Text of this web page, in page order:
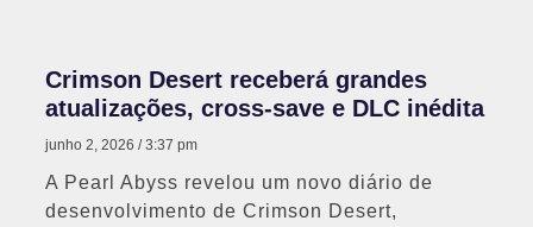
Crimson Desert receberá grandes
atualizações, cross-save e DLC inédita
junho 2, 2026 3:37 pm
A Pearl Abyss revelou um novo diário de
desenvolvimento de Crimson Desert,